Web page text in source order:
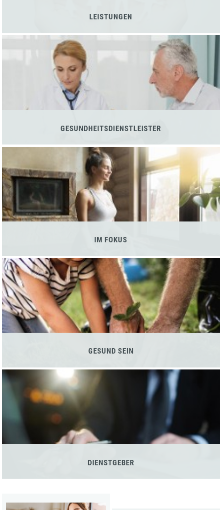
LEISTUNGEN
GESUNDHEITSDIENSTLEISTER
IM FOKUS
GESUND SEIN
DIENSTGEBER